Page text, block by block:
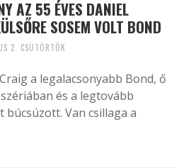
AZ 55 ÉVES DANIEL
SOSEM VOLT BOND
2. CSÜTÖRTÖK
a legalacsonyabb Bond, ő
és a legtovább
búcsúzott. Van csillaga a